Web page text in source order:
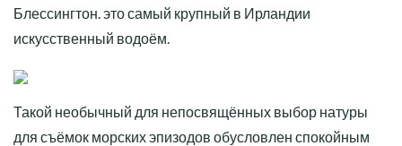
Блессингтон. это самый крупный в Ирландии
искусственный водоём.
Такой необычный для непосвящённых выбор натуры
для съёмок морских эпизодов обусловлен спокойным